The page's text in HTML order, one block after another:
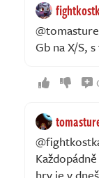
Gb na X/S,